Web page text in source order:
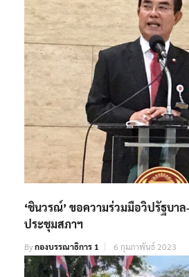
‘ชินวรณ์’ ขอความร่วมมือวิปรัฐบา
ประชุมสภาฯ
Byกองบรรณาธิการ 1 6 กุมภาพันธ์ 2023